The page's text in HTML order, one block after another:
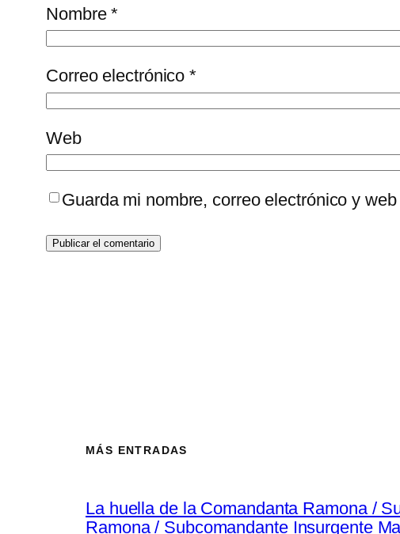
Nombre*
Correo electrónico*
Web
Guarda mi nombre, correo electrónico y
MÁS ENTRADAS
La huella de la Comandanta Ramona /
Ramona / Subcomandante Insurgente